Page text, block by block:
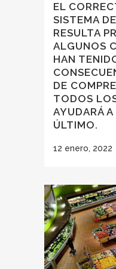
EL
SISTEMA
RESULTA
ALGUNOS
HAN
DE
TODOS
AYUDARÁ
ÚLTIMO.
12 enero, 2022